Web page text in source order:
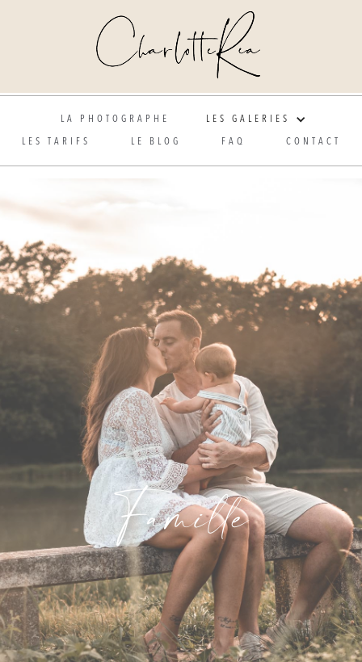
LA PHOTOGRAPHE LES GALERIES
LES TARIFS LE BLOG FAQ CONTACT
Famille